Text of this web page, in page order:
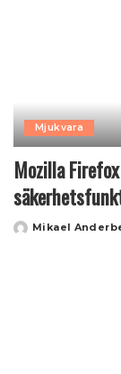
Mjukvara
Mozilla
Posted
Mikael